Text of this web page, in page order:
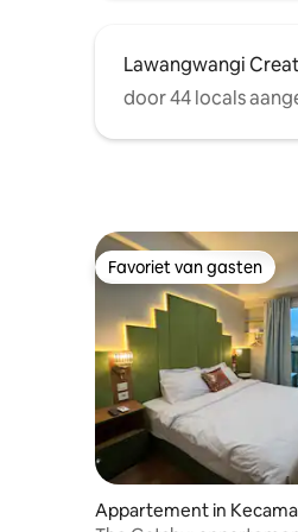
Lawangwangi
door 44 locals
Favoriet van gasten
Favoriet van gasten
Appartement in